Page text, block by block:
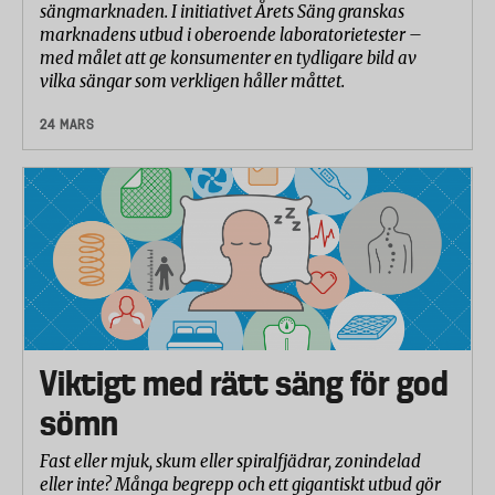
Kompressionstest
Preparerade provbitar av bäddmadrassernas kärna
trycks ihop med ett tryck på 7 kg i en
klimatkammare med 40 graders värme och 95
procent luftfuktighet under 22 timmar.
Kompressionen släpps och efter 30 minuter mäts
hur väl provbitarna återfår sin ursprungliga höjd.
Hållbarhet i tyget
Tyget på överdraget testas i en Martindale-
nötningsapparat enligt standard SS-EN ISO 12945-
2:2000. Proverna nöts mot ullstandardväv under
belastning, och två experter bedömer nopp- och
luddbildning på en femgradig skala. Resultaten visar
hur väl materialen står emot slitage över tid.
Betygsättning
Testresultaten är betygsatta på en skala från 1 till10
sängmarknaden. I initiativet Årets Säng granskas
marknadens utbud i oberoende laboratorietester –
med målet att ge konsumenter en tydligare bild av
vilka sängar som verkligen håller måttet.
24 MARS
Viktigt med rätt säng för god
sömn
Fast eller mjuk, skum eller spiralfjädrar, zonindelad
eller inte? Många begrepp och ett gigantiskt utbud gör